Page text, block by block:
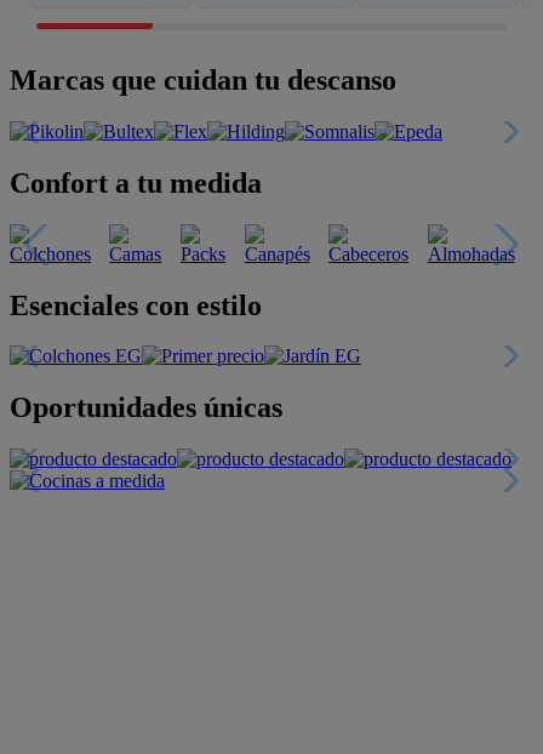
Marcas que cuidan tu descanso
Confort a tu medida
Esenciales con estilo
Oportunidades únicas